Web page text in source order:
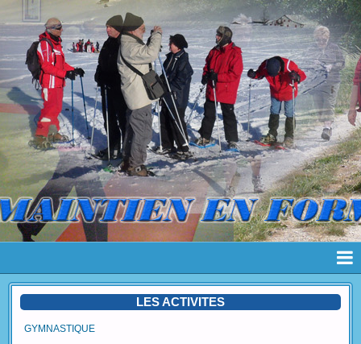
Page d'accueil
LES ACTIVITES
GYMNASTIQUE